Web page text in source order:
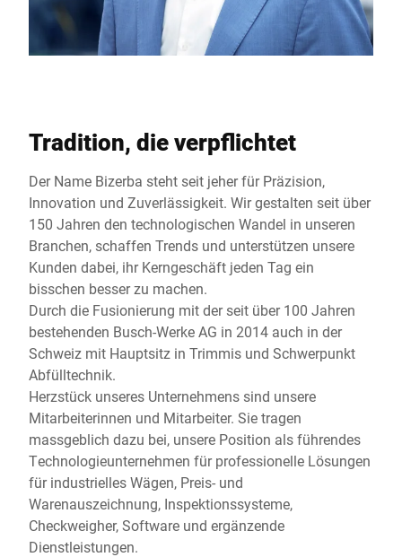
Tradition, die verpflichtet
Der Name Bizerba steht seit jeher für Präzision,
Innovation und Zuverlässigkeit. Wir gestalten seit über
150 Jahren den technologischen Wandel in unseren
Branchen, schaffen Trends und unterstützen unsere
Kunden dabei, ihr Kerngeschäft jeden Tag ein
bisschen besser zu machen.
Durch die Fusionierung mit der seit über 100 Jahren
bestehenden Busch-Werke AG in 2014 auch in der
Schweiz mit Hauptsitz in Trimmis und Schwerpunkt
Abfülltechnik.
Herzstück unseres Unternehmens sind unsere
Mitarbeiterinnen und Mitarbeiter. Sie tragen
massgeblich dazu bei, unsere Position als führendes
Technologieunternehmen für professionelle Lösungen
für industrielles Wägen, Preis- und
Warenauszeichnung, Inspektionssysteme,
Checkweigher, Software und ergänzende
Dienstleistungen.